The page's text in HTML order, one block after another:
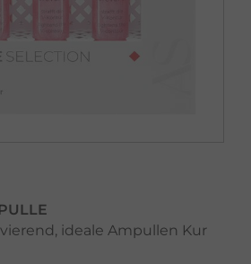
ideale Ampullen Kur